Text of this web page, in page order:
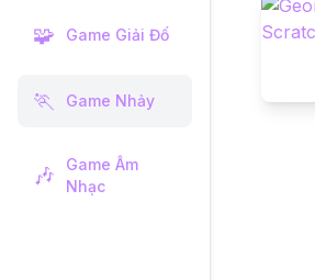
🧩 Game Giải Đố
🏃 Game Nhảy
🎶
Game Âm
Nhạc